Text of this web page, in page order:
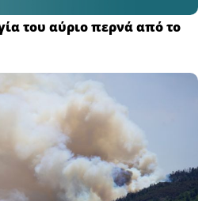
του αύριο περνά από το